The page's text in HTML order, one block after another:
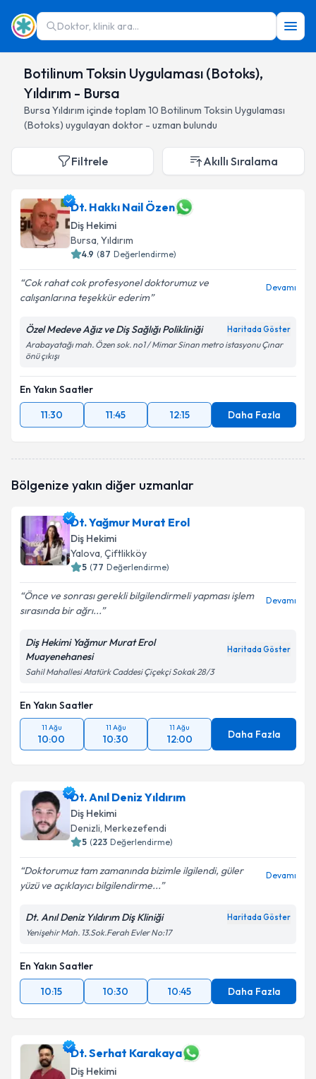
Doktor, klinik ara...
Botilinum Toksin Uygulaması (Botoks),
Yıldırım - Bursa
Bursa Yıldırım içinde toplam 10 Botilinum Toksin Uygulaması
(Botoks) uygulayan doktor - uzman bulundu
Filtrele Akıllı Sıralama
Dt. Hakkı Nail Özen
Diş Hekimi
Bursa, Yıldırım
4.9 (87 Değerlendirme)
Cok rahat cok profesyonel doktorumuz ve
calışanlarına teşekkür ederim
Devamı
Özel Medeve Ağız ve Diş Sağlığı Polikliniği Haritada Göster
Arabayatağı mah. Özen sok. no1 / Mimar Sinan metro istasyonu Çınar
önü çıkışı
En Yakın Saatler
11:30
11:45 12:15 Daha Fazla
Bölgenize yakın diğer uzmanlar
Dt. Yağmur Murat Erol
Diş Hekimi
Yalova, Çiftlikköy
5 (77 Değerlendirme)
Önce ve sonrası gerekli bilgilendirmeli yapması işlem
sırasında bir ağrı...
Devamı
Diş Hekimi Yağmur Murat Erol
Muayenehanesi
Haritada Göster
Sahil Mahallesi Atatürk Caddesi Çiçekçi Sokak 28/3
En Yakın Saatler
11 Ağu
10:00
11 Ağu
10:30
11 Ağu
12:00 Daha Fazla
Dt. Anıl Deniz Yıldırım
Diş Hekimi
Denizli, Merkezefendi
5 (223 Değerlendirme)
Doktorumuz tam zamanında bizimle ilgilendi, güler
yüzü ve açıklayıcı bilgilendirme...
Devamı
Dt. Anıl Deniz Yıldırım Diş Kliniği Haritada Göster
Yenişehir Mah. 13.Sok.Ferah Evler No:17
En Yakın Saatler
10:15
10:30 10:45 Daha Fazla
Dt. Serhat Karakaya
Diş Hekimi